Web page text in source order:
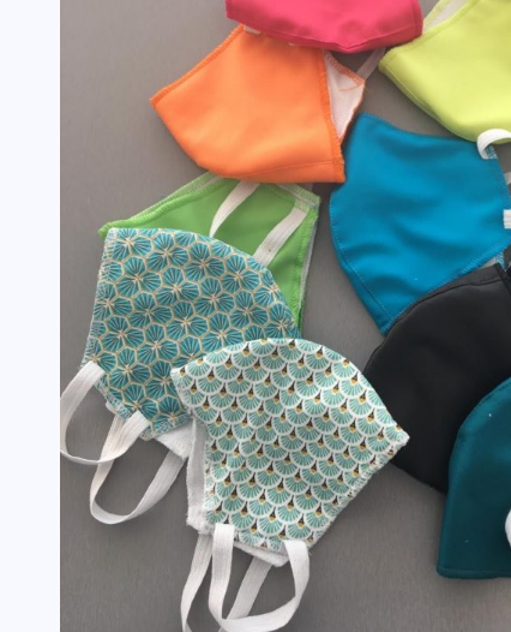
Guerrier·e de la Paix TOUTES LES ACTUALITÉS
TOUTES LES ACTIVITÉS